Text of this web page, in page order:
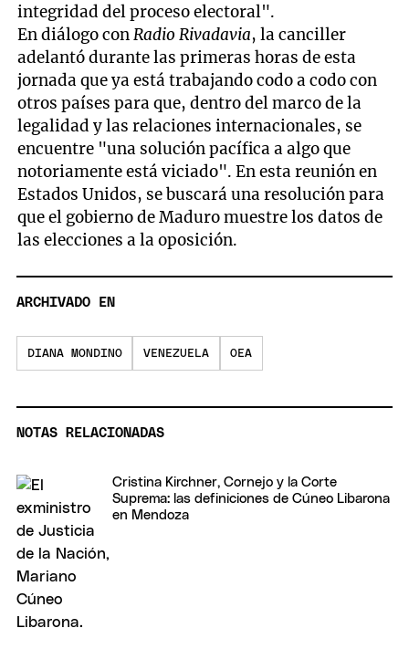
integridad del proceso electoral".
En diálogo conRadio Rivadavia, la canciller
adelantó durante las primeras horas de esta
jornada que ya está trabajando codo a codo con
otros países para que, dentro del marco de la
legalidad y las relaciones internacionales, se
encuentre "una solución pacífica a algo que
notoriamente está viciado". En esta reunión en
Estados Unidos, se buscará una resolución para
que el gobierno de Maduro muestre los datos de
las elecciones a la oposición.
ARCHIVADO EN
DIANA MONDINO VENEZUELA OEA
NOTAS RELACIONADAS
Cristina Kirchner, Cornejo y la Corte
Suprema: las definiciones de Cúneo Libarona
en Mendoza